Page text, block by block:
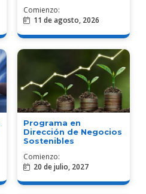
Comienzo:
11 de agosto, 2026
Programa en
Dirección de Negocios
Sostenibles
Comienzo:
20 de julio, 2027